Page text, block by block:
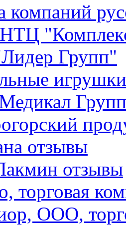
компаний
Групп"
игрушки
Групп
отзывы
отзывы
торговая
ООО,